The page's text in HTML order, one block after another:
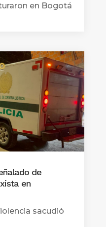
en Bogotá
de
en
sacudió